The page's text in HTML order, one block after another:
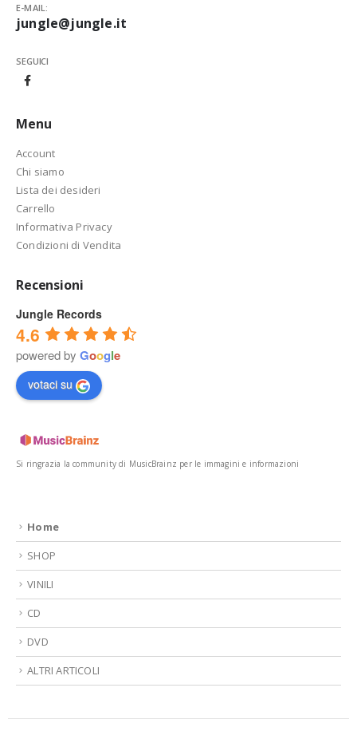
E-MAIL:
jungle@jungle.it
SEGUICI
Menu
Account
Chi siamo
Lista dei desideri
Carrello
Informativa Privacy
Condizioni di Vendita
Recensioni
Jungle Records
4.6
powered by Google
votaci su
Si ringrazia la community di MusicBrainz per le immagini e informazioni
Home
SHOP
VINILI
CD
DVD
ALTRI ARTICOLI